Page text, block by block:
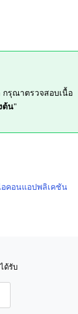
รุณาตรวจสอบเนื้อ
ต้น"
คอนแอปพลิเคชัน
ด้รับ